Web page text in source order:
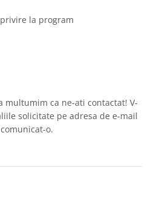
la program
multumim ca ne-ati contactat! V-
solicitate pe adresa de e-mail
o.